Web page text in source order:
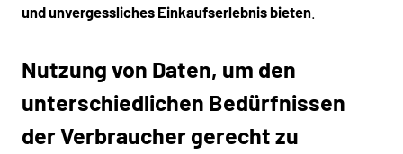
und unvergessliches Einkaufserlebnis bieten
Nutzung von Daten, um den
unterschiedlichen Bedürfnissen
der Verbraucher gerecht zu